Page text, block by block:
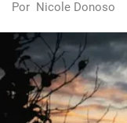
Por Nicole Donoso